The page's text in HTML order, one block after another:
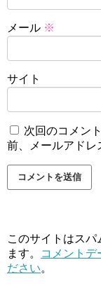
メール ※
サイト
次回のコメン
前、メールアドレ
このサイトはス
ます。
コメントデ
ださい。